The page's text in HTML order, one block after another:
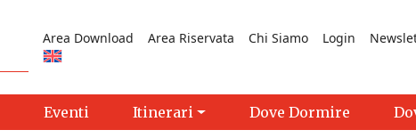
Area Download Area Riservata Chi Siamo Login
Eventi Itinerari Dove Dormire